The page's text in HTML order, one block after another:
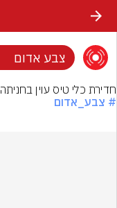
צבע אדום
חדירת כלי טיס עוין בחניתה
# צבע_אדום